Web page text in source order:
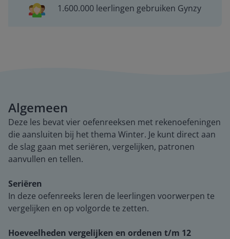
1.600.000 leerlingen gebruiken Gynzy
Algemeen
Deze les bevat vier oefenreeksen met rekenoefeningen
die aansluiten bij het thema Winter. Je kunt direct aan
de slag gaan met seriëren, vergelijken, patronen
aanvullen en tellen.
Seriëren
In deze oefenreeks leren de leerlingen voorwerpen te
vergelijken en op volgorde te zetten.
Hoeveelheden vergelijken en ordenen t/m 12